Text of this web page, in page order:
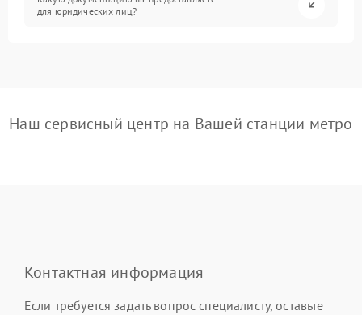
для юридических лиц?
Наш сервисный центр на Вашей станции метро
Контактная информация
Если требуется задать вопрос специалисту, оставьте